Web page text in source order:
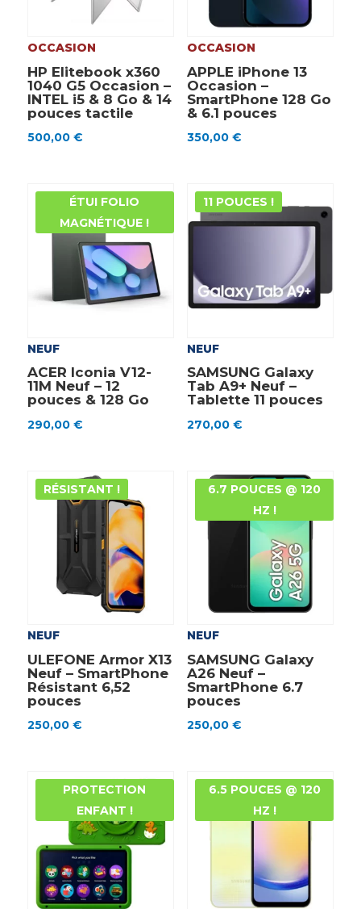
OCCASION
HP Elitebook x360
1040 G5 Occasion –
INTEL i5 & 8 Go & 14
pouces tactile
500,00 €
OCCASION
APPLE iPhone 13
Occasion –
SmartPhone 128 Go
& 6.1 pouces
350,00 €
ÉTUI FOLIO
MAGNÉTIQUE !
NEUF
ACER Iconia V12-
11M Neuf – 12
pouces & 128 Go
290,00 €
11 POUCES !
NEUF
SAMSUNG Galaxy
Tab A9+ Neuf –
Tablette 11 pouces
270,00 €
RÉSISTANT !
NEUF
ULEFONE Armor X13
Neuf – SmartPhone
Résistant 6,52
pouces
250,00 €
6.7 POUCES @ 120
HZ !
NEUF
SAMSUNG Galaxy
A26 Neuf –
SmartPhone 6.7
pouces
250,00 €
PROTECTION
ENFANT !
6.5 POUCES @ 120
HZ !